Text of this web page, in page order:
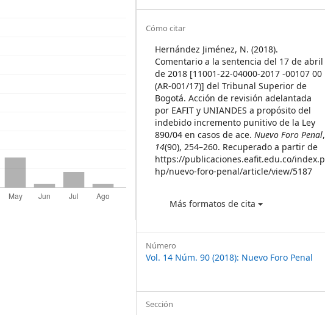
Article
Details
Cómo citar
Hernández Jiménez, N. (2018).
Comentario a la sentencia del 17 de abril
de 2018 [11001-22-04000-2017 -00107 00
(AR-001/17)] del Tribunal Superior de
Bogotá. Acción de revisión adelantada
por EAFIT y UNIANDES a propósito del
indebido incremento punitivo de la Ley
890/04 en casos de ace.Nuevo Foro Penal,
14(90), 254–260. Recuperado a partir de
https://publicaciones.eafit.edu.co/index.p
hp/nuevo-foro-penal/article/view/5187
Más formatos de cita
Número
Vol. 14 Núm. 90 (2018): Nuevo Foro Penal
Sección